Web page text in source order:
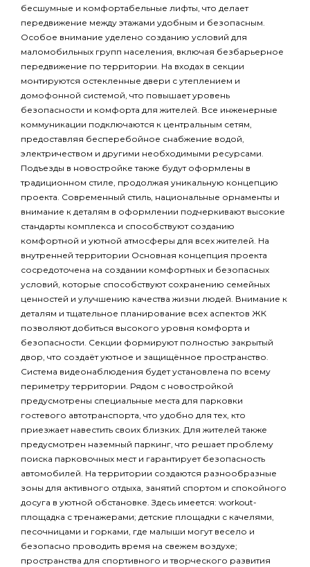
бесшумные и комфортабельные лифты, что делает
передвижение между этажами удобным и безопасным.
Особое внимание уделено созданию условий для
маломобильных групп населения, включая безбарьерное
передвижение по территории. На входах в секции
монтируются остекленные двери с утеплением и
домофонной системой, что повышает уровень
безопасности и комфорта для жителей. Все инженерные
коммуникации подключаются к центральным сетям,
предоставляя бесперебойное снабжение водой,
электричеством и другими необходимыми ресурсами.
Подъезды в новостройке также будут оформлены в
традиционном стиле, продолжая уникальную концепцию
проекта. Современный стиль, национальные орнаменты и
внимание к деталям в оформлении подчеркивают высокие
стандарты комплекса и способствуют созданию
комфортной и уютной атмосферы для всех жителей. На
внутренней территории Основная концепция проекта
сосредоточена на создании комфортных и безопасных
условий, которые способствуют сохранению семейных
ценностей и улучшению качества жизни людей. Внимание к
деталям и тщательное планирование всех аспектов ЖК
позволяют добиться высокого уровня комфорта и
безопасности. Секции формируют полностью закрытый
двор, что создаёт уютное и защищённое пространство.
Система видеонаблюдения будет установлена по всему
периметру территории. Рядом с новостройкой
предусмотрены специальные места для парковки
гостевого автотранспорта, что удобно для тех, кто
приезжает навестить своих близких. Для жителей также
предусмотрен наземный паркинг, что решает проблему
поиска парковочных мест и гарантирует безопасность
автомобилей. На территории создаются разнообразные
зоны для активного отдыха, занятий спортом и спокойного
досуга в уютной обстановке. Здесь имеется: workout-
площадка с тренажерами; детские площадки с качелями,
песочницами и горками, где малыши могут весело и
безопасно проводить время на свежем воздухе;
пространства для спортивного и творческого развития